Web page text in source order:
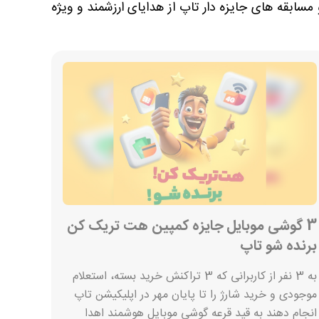
های جایزه دار تاپ از هدایای ارزشمند و ویژه
3 گوشی موبایل جایزه کمپین هت تریک کن
برنده شو تاپ
به 3 نفر از کاربرانی که 3 تراکنش خرید بسته، استعلام
موجودی و خرید شارژ را تا پایان مهر در اپلیکیشن تاپ
انجام دهند به قید قرعه گوشی موبایل هوشمند اهدا